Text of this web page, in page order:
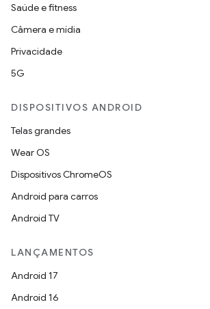
Saúde e fitness
Câmera e mídia
Privacidade
5G
DISPOSITIVOS ANDROID
Telas grandes
Wear OS
Dispositivos ChromeOS
Android para carros
Android TV
LANÇAMENTOS
Android 17
Android 16